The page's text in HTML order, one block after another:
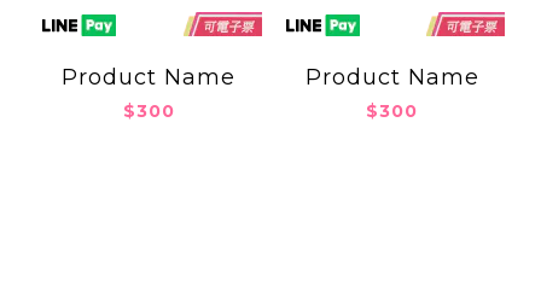
Product Name
$300
Product Name
$300